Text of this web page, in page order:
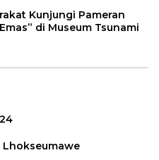
Kunjungi Pameran
di Museum Tsunami
Lhokseumawe